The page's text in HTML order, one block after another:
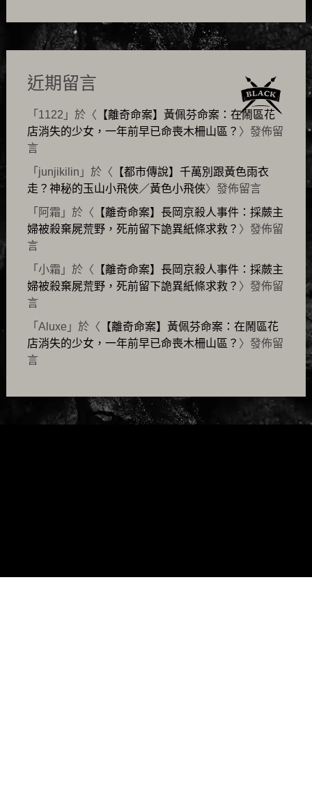
近期留言
「 1122 」於〈 【離奇命案】黃佩芬命案：在鬧區花
店消失的少女，一年前早已命喪木柵山區？ 〉發佈留
言
「 junjikilin 」於〈 【都市傳說】千萬別跟黃色雨衣
走？神秘的玉山小飛俠／黃色小飛俠〉發佈留言
「 阿霜 」於〈 【離奇命案】長岡京殺人事件：採蕨主
婦被殺棄屍荒野，死前留下詭異紙條求救？ 〉發佈留
言
「 小霜 」於〈 【離奇命案】長岡京殺人事件：採蕨主
婦被殺棄屍荒野，死前留下詭異紙條求救？ 〉發佈留
言
「 Aluxe 」於〈 【離奇命案】黃佩芬命案：在鬧區花
店消失的少女，一年前早已命喪木柵山區？ 〉發佈留
言